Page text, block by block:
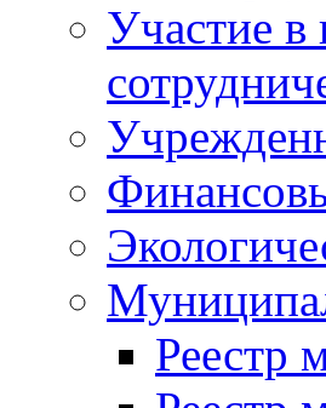
Участие
Реестр